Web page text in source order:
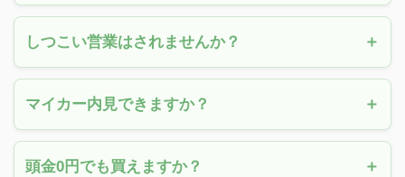
しつこい営業はされませんか？
マイカー内見できますか？
頭金0円でも買えますか？